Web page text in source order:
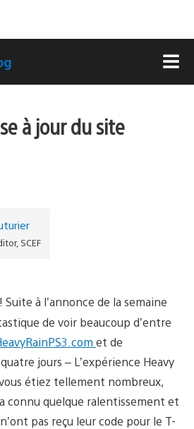
à jour du site
SCEF
à l’annonce de la semaine
de voir beaucoup d’entre
et de
jours – L’expérience Heavy
étiez tellement nombreux,
connu quelque ralentissement et
pas reçu leur code pour le T-